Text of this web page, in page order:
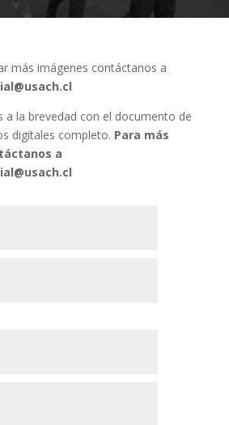
más imágenes contáctanos a
a la brevedad con el documento de
digitales completo. Para más
a